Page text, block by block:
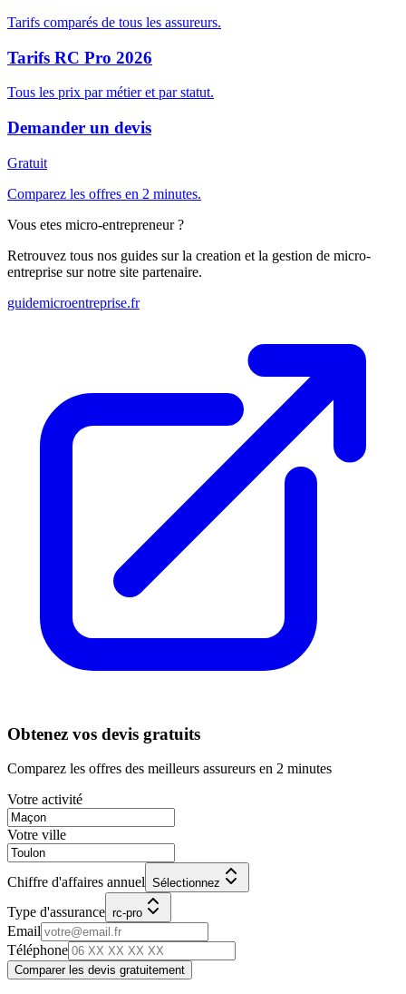
Tarifs comparés de tous les assureurs.
Tarifs RC Pro 2026
Tous les prix par métier et par statut.
Demander un devis
Gratuit
Comparez les offres en 2 minutes.
Vous etes micro-entrepreneur ?
Retrouvez tous nos guides sur la creation et la gestion de micro-
entreprise sur notre site partenaire.
guidemicroentreprise.fr
Obtenez vos devis gratuits
Comparez les offres des meilleurs assureurs en 2 minutes
Votre activité
Votre ville
Chiffre d'affaires annuel Sélectionnez
Type d'assurance rc-pro
Email
Téléphone
Comparer les devis gratuitement